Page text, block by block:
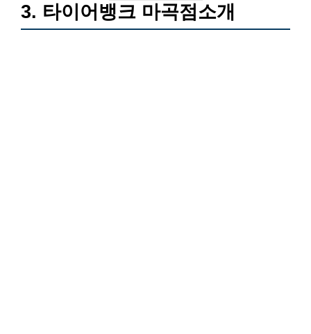
3. 타이어뱅크 마곡점소개